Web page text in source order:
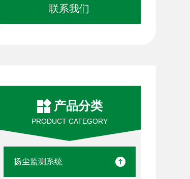
联系我们
产品分类
PRODUCT CATEGORY
扬尘监测系统